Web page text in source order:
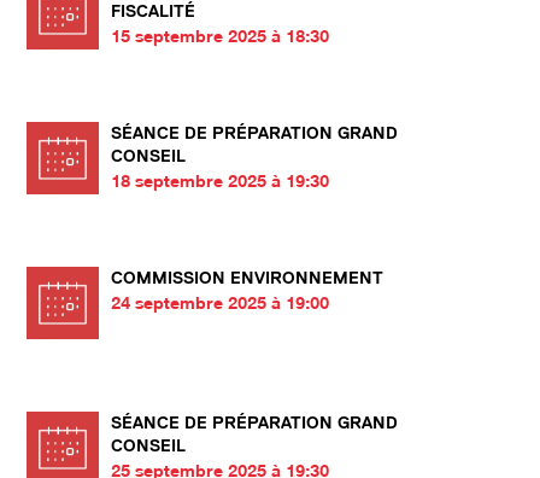
FISCALITÉ
15 septembre 2025 à 18:30
SÉANCE DE PRÉPARATION GRAND
CONSEIL
18 septembre 2025 à 19:30
COMMISSION ENVIRONNEMENT
24 septembre 2025 à 19:00
SÉANCE DE PRÉPARATION GRAND
CONSEIL
25 septembre 2025 à 19:30